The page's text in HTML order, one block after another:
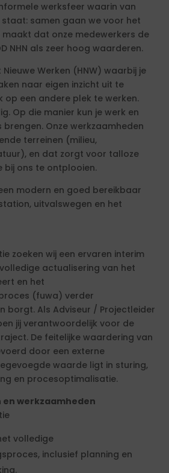
werksfeer waarin van
samen gaan we voor het
dat onze medewerkers de
NHN als zeer hoog waarderen.
Nieuwe Werken (HNW) waarbij je
naar eigen inzicht uit te
op een andere plek te werken.
Op die manier kun je werk en
Onze werkzaamheden
terreinen (milieu,
en dat zorgt voor talloze
bij ons te ontplooien.
modern en goed bereikbaar
uitvalswegen en het
zoeken wij een ervaren interim
actualisering van het
en het
(fuwa) verder
borgt. Als Adviseur / Projectleider
jij verantwoordelijk voor de
De feitelijke waardering van
door een externe
waarde ligt in sturing,
en procesoptimalisatie.
werkzaamheden
volledige
inclusief planning en